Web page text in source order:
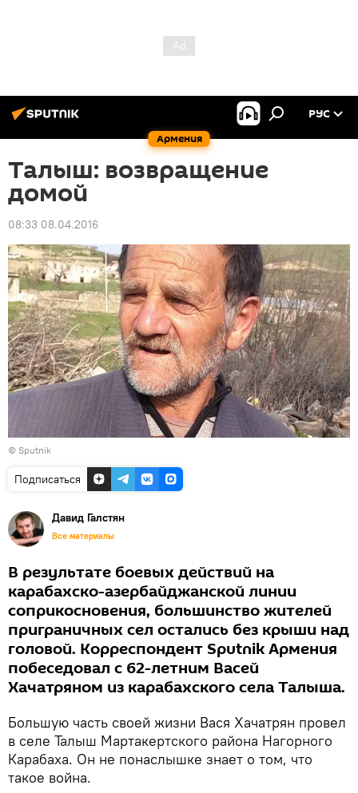
Армения
РУС
Талыш: возвращение
домой
08:33 08.04.2016
© Sputnik
Подписаться
Давид Галстян
Все материалы
В результате боевых действий на
карабахско-азербайджанской линии
соприкосновения, большинство жителей
приграничных сел остались без крыши над
головой. Корреспондент Sputnik Армения
побеседовал с 62-летним Васей
Хачатряном из карабахского села Талыша.
Большую часть своей жизни Вася Хачатрян провел
в селе Талыш Мартакертского района Нагорного
Карабаха. Он не понаслышке знает о том, что
такое война.